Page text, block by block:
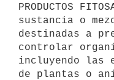
PRODUCTOS
sustancia o
destinadas a
controlar
incluyendo las
de plantas o